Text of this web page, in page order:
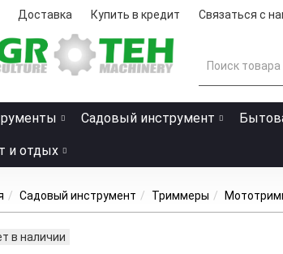
Доставка Купить в кредит Связаться с
Садовый инструмент
и отдых
Садовый инструмент Триммеры
в наличии